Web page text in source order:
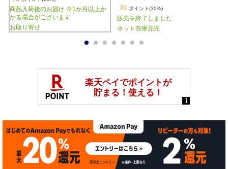
商品入荷後のお届け ※1か月以上か
かる場合がございます
お取り寄せ
70 ポイント(10%)
販売を終了しました
ネット在庫完売